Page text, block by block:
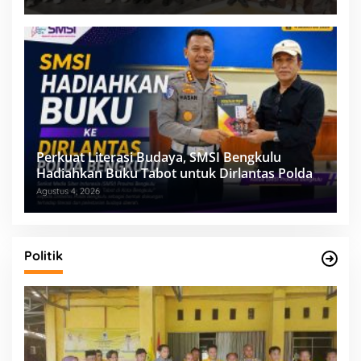
Perkuat Literasi Budaya, SMSI Bengkulu
Hadiahkan Buku Tabot untuk Dirlantas Polda
Agustus 4, 2026
Politik